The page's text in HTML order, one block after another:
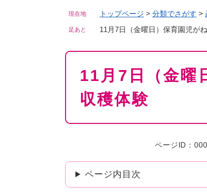
住民票・戸籍・証明 防災・
税金
ごみ・
妊娠・出産・子育て 保育
健康・医療 福祉
商工業 農林業
生涯学習・スポーツ 文化
ようこそ町長室へ 坂城町
人事・採用・職員
選挙
公共施設
現在地 トップページ > 分類でさがす >
足あと 11月7日（金曜日）保育園児が
本
11月7日（金曜
収穫体験
ページID：
ページ内目次